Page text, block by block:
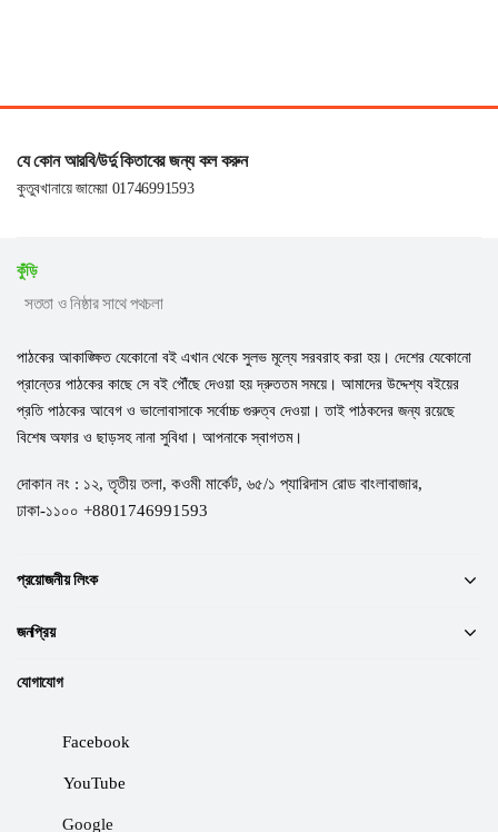
যে কোন আরবি/উর্দু কিতাবের জন্য কল করুন
কুতুবখানায়ে জামেয়া 01746991593
কুঁড়ি
সততা ও নিষ্ঠার সাথে পথচলা
পাঠকের আকাঙ্ক্ষিত যেকোনো বই এখান থেকে সুলভ মূল্যে সরবরাহ করা হয়। দেশের যেকোনো
প্রান্তের পাঠকের কাছে সে বই পৌঁছে দেওয়া হয় দ্রুততম সময়ে। আমাদের উদ্দেশ্য বইয়ের
প্রতি পাঠকের আবেগ ও ভালোবাসাকে সর্বোচ্চ গুরুত্ব দেওয়া। তাই পাঠকদের জন্য রয়েছে
বিশেষ অফার ও ছাড়সহ নানা সুবিধা। আপনাকে স্বাগতম।
দোকান নং : ১২, তৃতীয় তলা, কওমী মার্কেট, ৬৫/১ প্যারিদাস রোড বাংলাবাজার,
ঢাকা-১১০০ +8801746991593
প্রয়োজনীয় লিংক
জনপ্রিয়
যোগাযোগ
Facebook
YouTube
Google